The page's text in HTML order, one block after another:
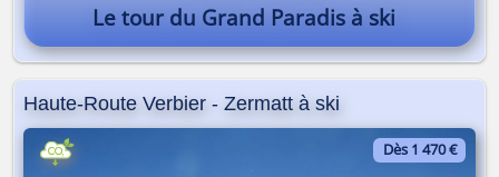
Le tour du Grand Paradis à ski
Haute-Route Verbier - Zermatt à ski
Dès 1 470 €